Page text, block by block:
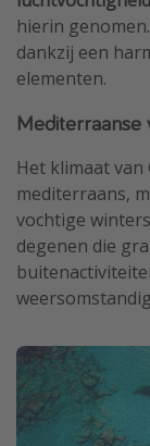
Beste keukens
Center Parcs
Disneyland Parijs
Strandvakantie
All inclusive
hierin
dankzij een
elementen.
Mediterraanse
Het klimaat van
mediterraans,
vochtige
degenen die